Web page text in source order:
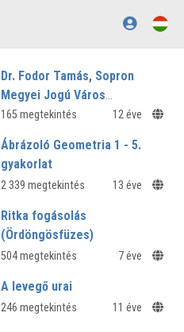
Dr. Fodor Tamás, Sopron
Megyei Jogú Város
polgármesterénekköszöntő
165 megtekintés 12 éve
Ábrázoló Geometria 1 - 5.
gyakorlat
2 339 megtekintés 13 éve
Ritka fogásolás
(Ördöngösfüzes)
504 megtekintés 7 éve
A levegő urai
246 megtekintés 11 éve